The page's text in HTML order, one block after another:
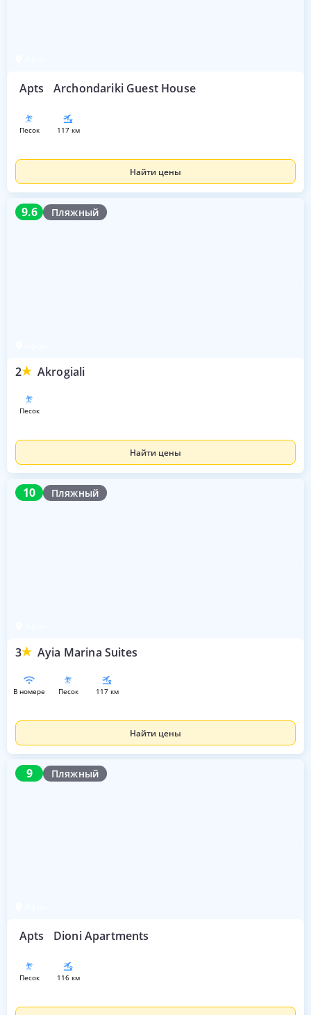
Apts Archondariki Guest House
песок 117 км
Найти цены
9.6 Пляжный
2 Akrogiali
9.6
песок
Найти цены
10 Пляжный
3 Ayia Marina Suites
10
в номере песок 117 км
Найти цены
9 Пляжный
Apts Dioni Apartments
9
песок 116 км